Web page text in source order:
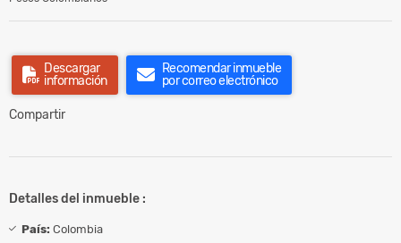
Descargar
información
Recomendar inmueble
por correo electrónico
Compartir
Detalles del inmueble :
País: Colombia